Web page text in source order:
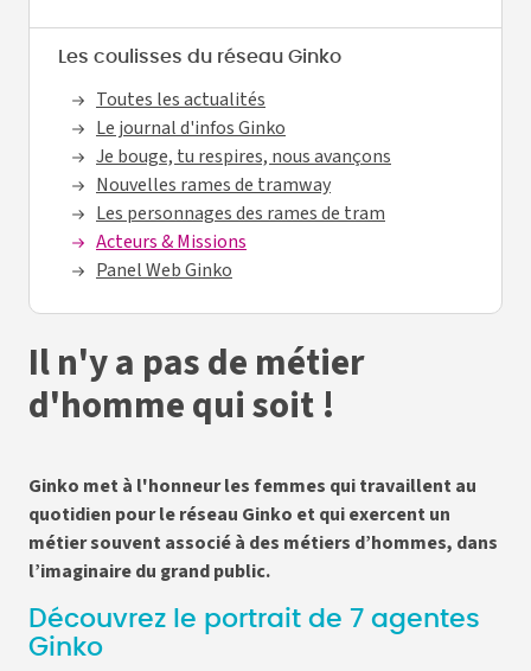
Les coulisses du réseau Ginko
Toutes les actualités
Le journal d'infos Ginko
Je bouge, tu respires, nous avançons
Nouvelles rames de tramway
Les personnages des rames de tram
Acteurs & Missions
Panel Web Ginko
Il n'y a pas de métier
d'homme qui soit !
Ginko met à l'honneur les femmes qui travaillent au
quotidien pour le réseau Ginko et qui exercent un
métier souvent associé à des métiers d’hommes, dans
l’imaginaire du grand public.
Découvrez le portrait de 7 agentes
Ginko